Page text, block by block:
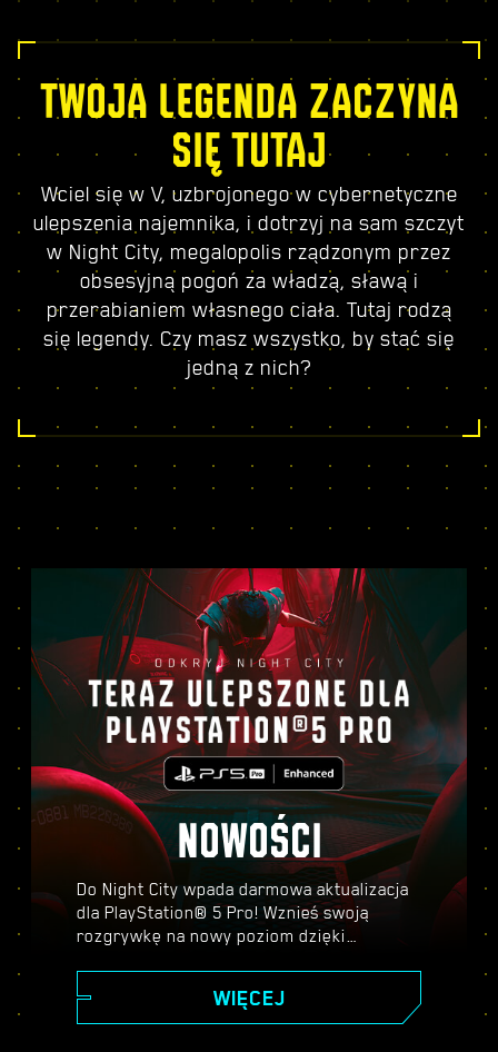
TWOJA LEGENDA ZACZYNA
SIĘ TUTAJ
Wciel się w V, uzbrojonego w cybernetyczne
ulepszenia najemnika, i dotrzyj na sam szczyt
w Night City, megalopolis rządzonym przez
obsesyjną pogoń za władzą, sławą i
przerabianiem własnego ciała. Tutaj rodzą
się legendy. Czy masz wszystko, by stać się
jedną z nich?
NOWOŚCI
Do Night City wpada darmowa aktualizacja
dla PlayStation® 5 Pro! Wznieś swoją
rozgrywkę na nowy poziom dzięki
wyższej liczbie klatek na sekundę i nie
tylko. Wybierz jeden z trzech trybów
WIĘCEJ